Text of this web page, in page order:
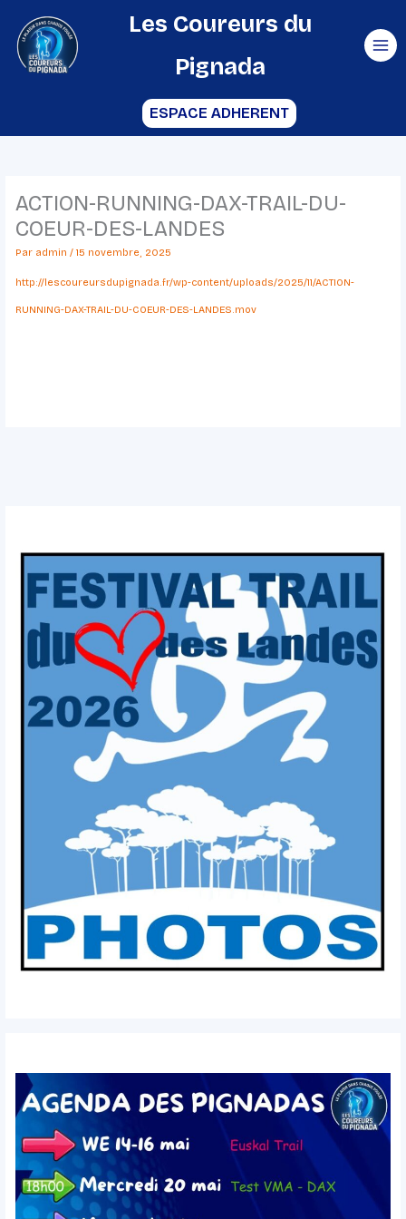
contenu
Les Coureurs du
Pignada
ESPACE ADHERENT
ACTION-RUNNING-DAX-TRAIL-DU-
COEUR-DES-LANDES
Par admin / 15 novembre, 2025
http://lescoureursdupignada.fr/wp-content/uploads/2025/11/ACTION-
RUNNING-DAX-TRAIL-DU-COEUR-DES-LANDES.mov